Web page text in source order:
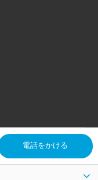
電話をかける